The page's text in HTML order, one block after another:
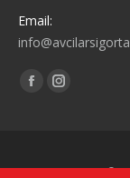
Email:
Find us on:
FacebookInstagram
2019 ©